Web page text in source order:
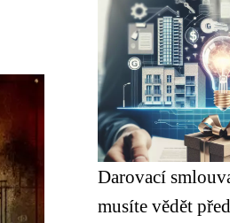
Darovací
musíte vědět